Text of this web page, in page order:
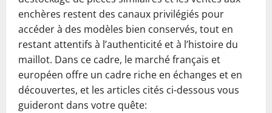
enchères restent des canaux privilégiés pour
accéder à des modèles bien conservés, tout en
restant attentifs à l’authenticité et à l’histoire du
maillot. Dans ce cadre, le marché français et
européen offre un cadre riche en échanges et en
découvertes, et les articles cités ci-dessous vous
guideront dans votre quête: